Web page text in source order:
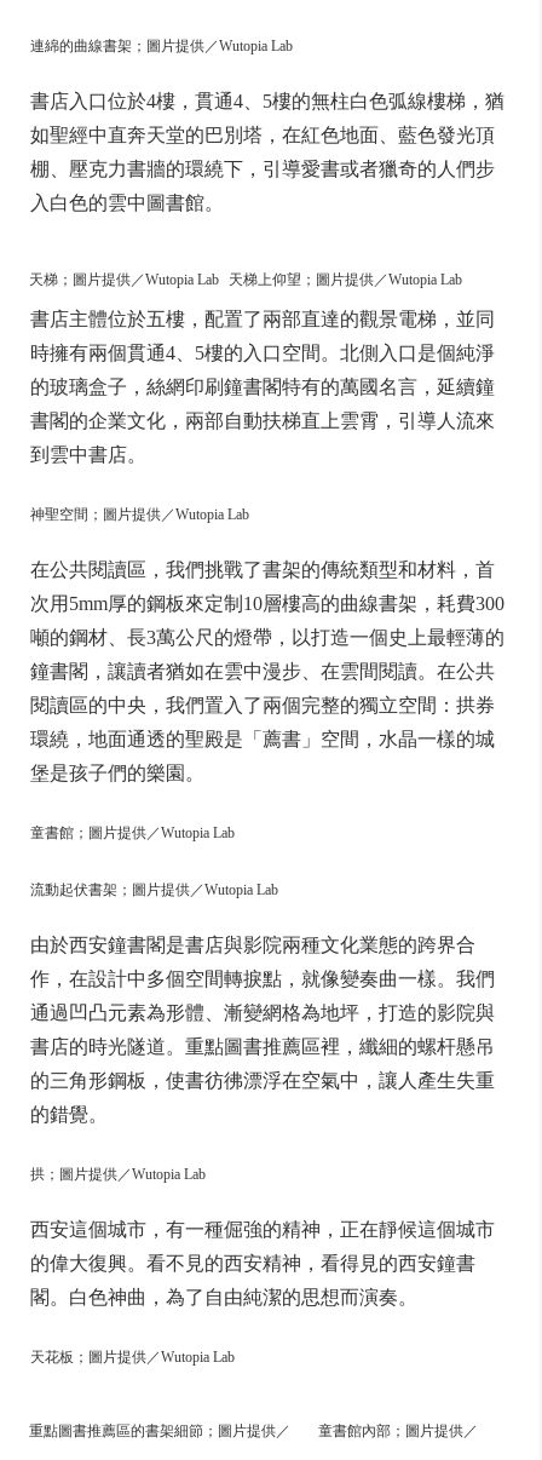
連綿的曲線書架；圖片提供／Wutopia Lab
書店入口位於4樓，貫通4、5樓的無柱白色弧線樓梯，猶
如聖經中直奔天堂的巴別塔，在紅色地面、藍色發光頂
棚、壓克力書牆的環繞下，引導愛書或者獵奇的人們步
入白色的雲中圖書館。
天梯；圖片提供／Wutopia Lab 天梯上仰望；圖片提供／Wutopia Lab
書店主體位於五樓，配置了兩部直達的觀景電梯，並同
時擁有兩個貫通4、5樓的入口空間。北側入口是個純淨
的玻璃盒子，絲網印刷鐘書閣特有的萬國名言，延續鐘
書閣的企業文化，兩部自動扶梯直上雲霄，引導人流來
到雲中書店。
神聖空間；圖片提供／Wutopia Lab
在公共閱讀區，我們挑戰了書架的傳統類型和材料，首
次用5mm厚的鋼板來定制10層樓高的曲線書架，耗費300
噸的鋼材、長3萬公尺的燈帶，以打造一個史上最輕薄的
鐘書閣，讓讀者猶如在雲中漫步、在雲間閱讀。在公共
閱讀區的中央，我們置入了兩個完整的獨立空間：拱券
環繞，地面通透的聖殿是「薦書」空間，水晶一樣的城
堡是孩子們的樂園。
童書館；圖片提供／Wutopia Lab
流動起伏書架；圖片提供／Wutopia Lab
由於西安鐘書閣是書店與影院兩種文化業態的跨界合
作，在設計中多個空間轉捩點，就像變奏曲一樣。我們
通過凹凸元素為形體、漸變網格為地坪，打造的影院與
書店的時光隧道。重點圖書推薦區裡，纖細的螺杆懸吊
的三角形鋼板，使書彷彿漂浮在空氣中，讓人產生失重
的錯覺。
拱；圖片提供／Wutopia Lab
西安這個城市，有一種倔強的精神，正在靜候這個城市
的偉大復興。看不見的西安精神，看得見的西安鐘書
閣。白色神曲，為了自由純潔的思想而演奏。
天花板；圖片提供／Wutopia Lab
重點圖書推薦區的書架細節；圖片提供／ 童書館內部；圖片提供／